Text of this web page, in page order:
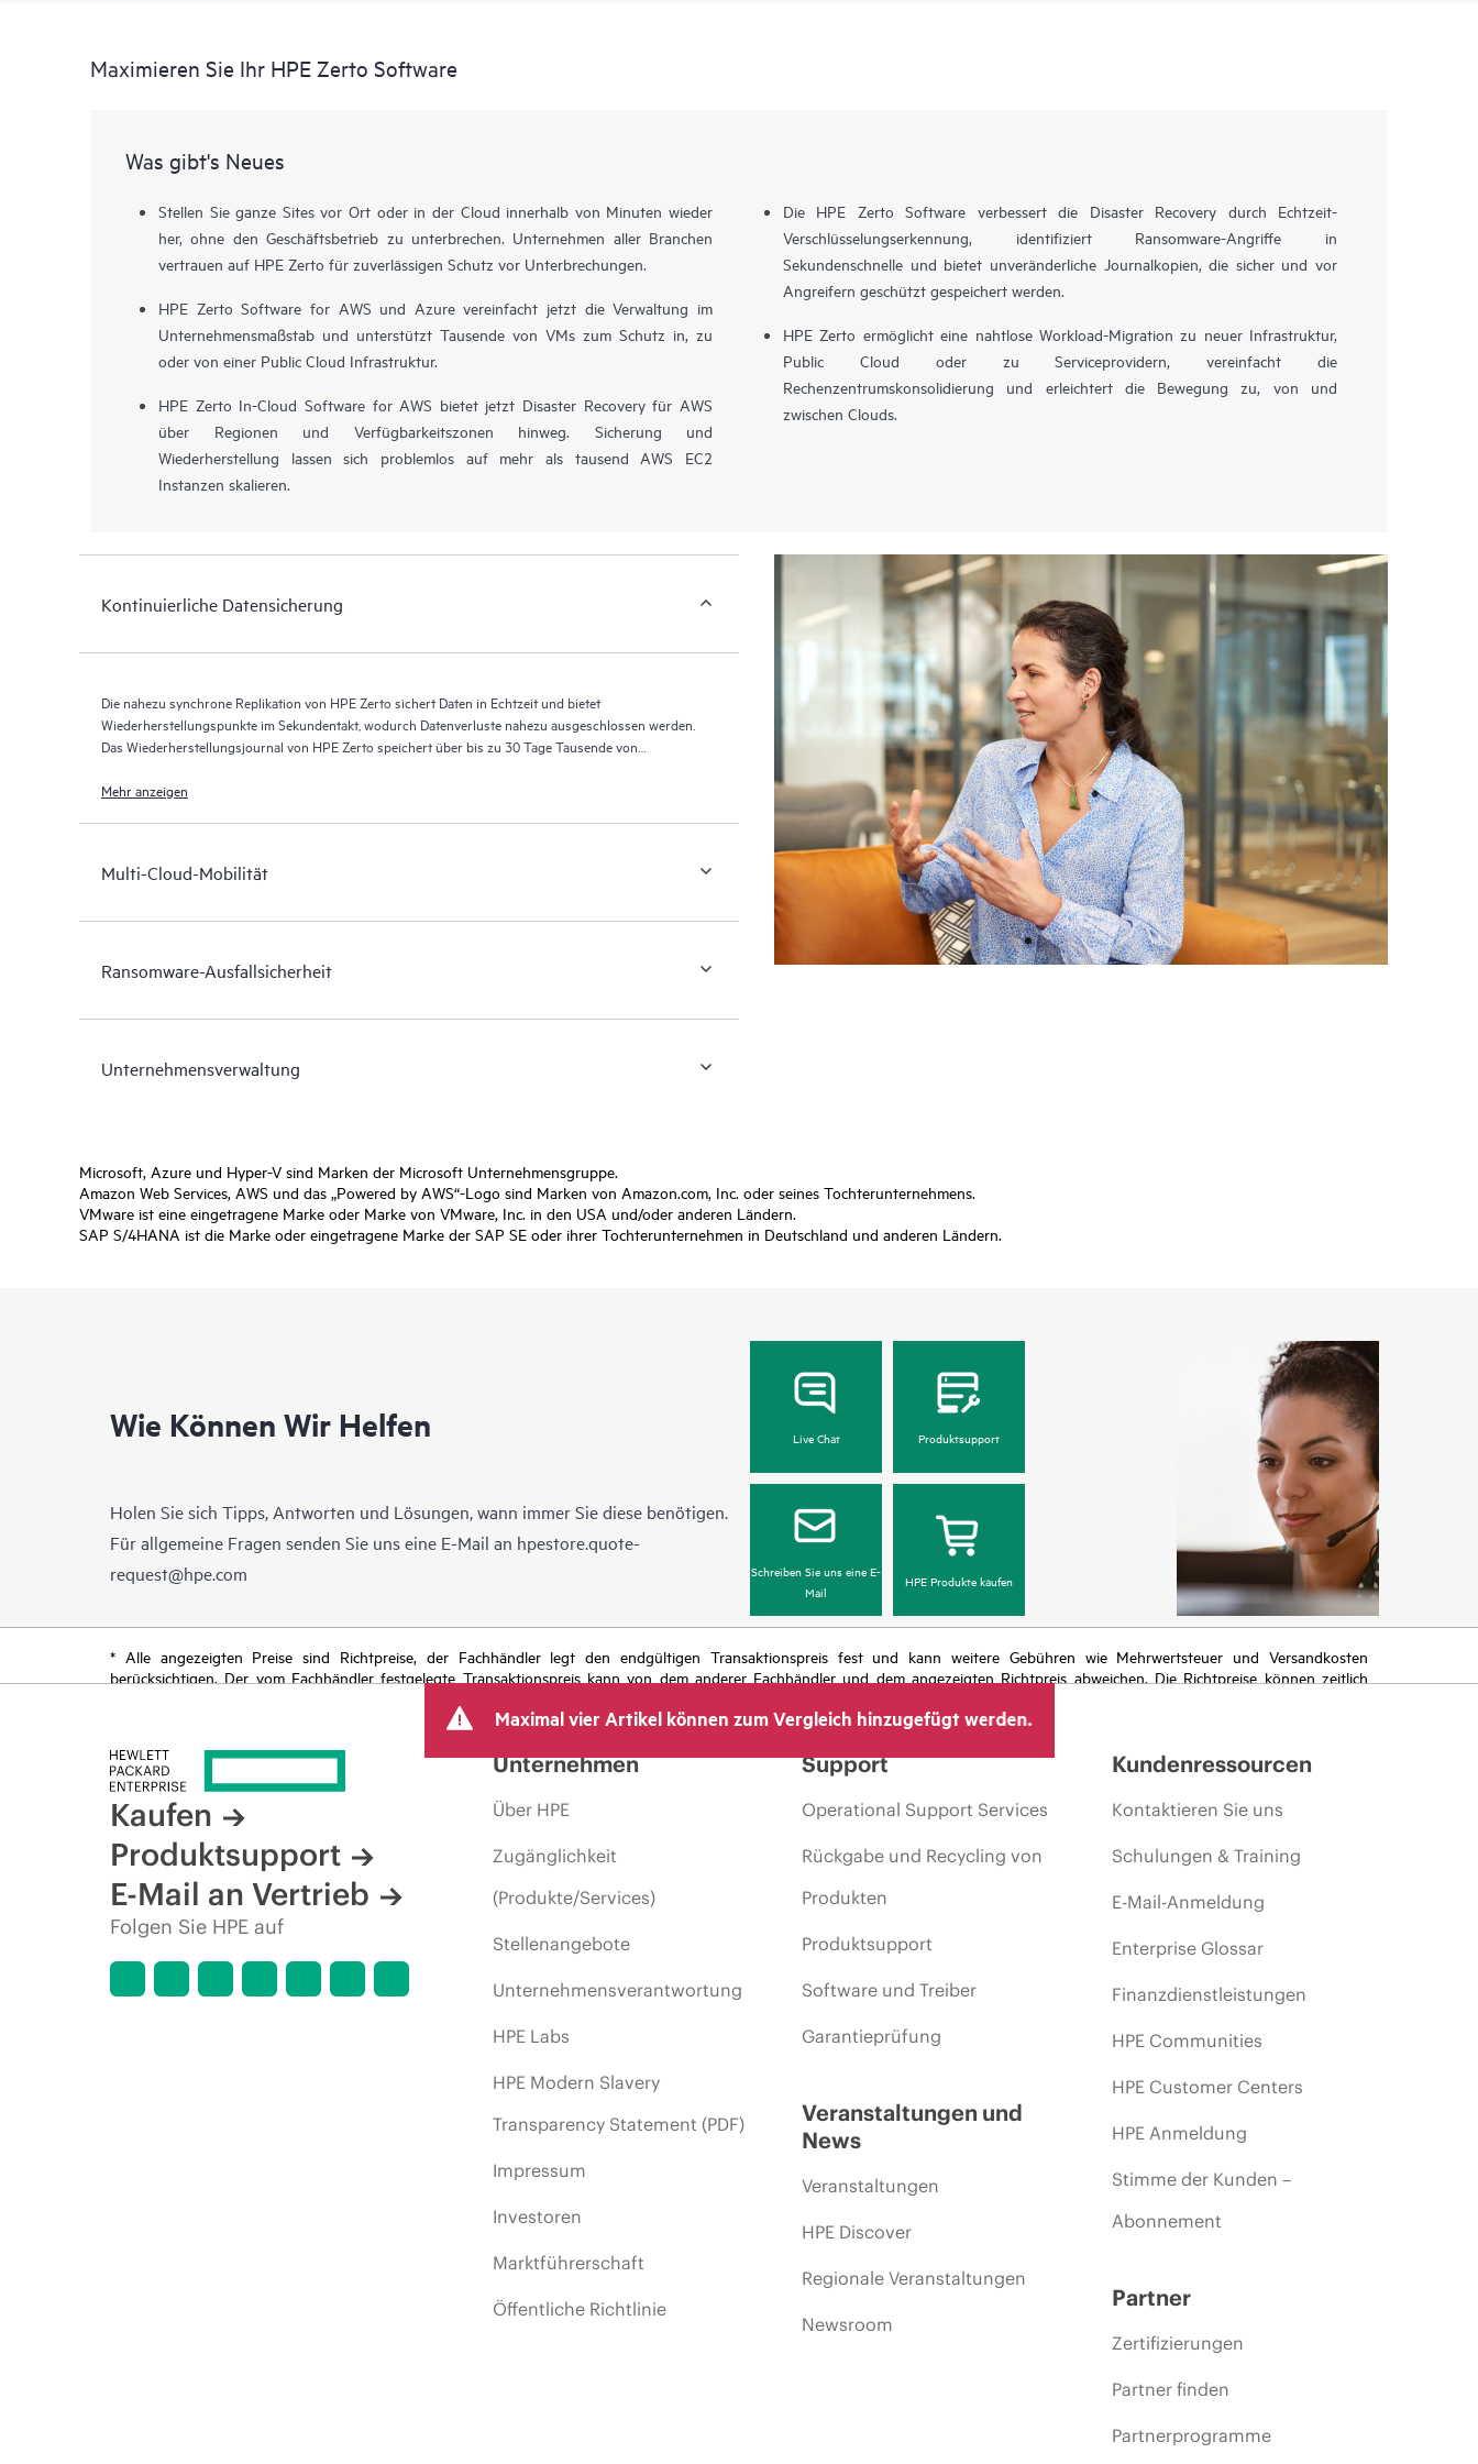
Maximieren Sie Ihr HPE Zerto Software
Was gibt's Neues
Stellen Sie ganze Sites vor Ort oder in der Cloud innerhalb von Minuten wieder
her, ohne den Geschäftsbetrieb zu unterbrechen. Unternehmen aller Branchen
vertrauen auf HPE Zerto für zuverlässigen Schutz vor Unterbrechungen.
HPE Zerto Software for AWS und Azure vereinfacht jetzt die Verwaltung im
Unternehmensmaßstab und unterstützt Tausende von VMs zum Schutz in, zu
oder von einer Public Cloud Infrastruktur.
HPE Zerto In-Cloud Software for AWS bietet jetzt Disaster Recovery für AWS
über Regionen und Verfügbarkeitszonen hinweg. Sicherung und
Wiederherstellung lassen sich problemlos auf mehr als tausend AWS EC2
Instanzen skalieren.
Die HPE Zerto Software verbessert die Disaster Recovery durch Echtzeit-
Verschlüsselungserkennung, identifiziert Ransomware-Angriffe in
Sekundenschnelle und bietet unveränderliche Journalkopien, die sicher und vor
Angreifern geschützt gespeichert werden.
HPE Zerto ermöglicht eine nahtlose Workload-Migration zu neuer Infrastruktur,
Public Cloud oder zu Serviceprovidern, vereinfacht die
Rechenzentrumskonsolidierung und erleichtert die Bewegung zu, von und
zwischen Clouds.
Kontinuierliche Datensicherung
Die nahezu synchrone Replikation von HPE Zerto sichert Daten in Echtzeit und bietet
Wiederherstellungspunkte im Sekundentakt, wodurch Datenverluste nahezu ausgeschlossen werden.
Das Wiederherstellungsjournal von HPE Zerto speichert über bis zu 30 Tage Tausende von
Mehr anzeigen
Multi-Cloud-Mobilität
Ransomware-Ausfallsicherheit
Unternehmensverwaltung
Microsoft, Azure und Hyper-V sind Marken der Microsoft Unternehmensgruppe.
Amazon Web Services, AWS und das „Powered by AWS“-Logo sind Marken von Amazon.com, Inc. oder seines Tochterunternehmens.
VMware ist eine eingetragene Marke oder Marke von VMware, Inc. in den USA und/oder anderen Ländern.
SAP S/4HANA ist die Marke oder eingetragene Marke der SAP SE oder ihrer Tochterunternehmen in Deutschland und anderen Ländern.
Wie Können Wir Helfen
Holen Sie sich Tipps, Antworten und Lösungen, wann immer Sie diese benötigen.
Für allgemeine Fragen senden Sie uns eine E-Mail an hpestore.quote-
request@hpe.com
Live Chat Produktsupport
Schreiben Sie uns eine E-
Mail
HPE Produkte kaufen
* Alle angezeigten Preise sind Richtpreise, der Fachhändler legt den endgültigen Transaktionspreis fest und kann weitere Gebühren wie Mehrwertsteuer und Versandkosten
berücksichtigen. Der vom Fachhändler festgelegte Transaktionspreis kann von dem anderer Fachhändler und dem angezeigten Richtpreis abweichen. Die Richtpreise können zeitlich
von Produkten, eingeschränkter Produktverfügbarkeit, dem Ende der Lebensdauer von Werbeaktionen und Fehlern in der Werbung.
Maximal vier Artikel können zum Vergleich hinzugefügt werden.
Kaufen
Produktsupport
E-Mail an Vertrieb
Folgen Sie HPE auf
Unternehmen
Über HPE
Zugänglichkeit
(Produkte/Services)
Stellenangebote
Unternehmensverantwortung
HPE Labs
HPE Modern Slavery
Transparency Statement (PDF)
Impressum
Investoren
Marktführerschaft
Öffentliche Richtlinie
Support
Operational Support Services
Rückgabe und Recycling von
Produkten
Produktsupport
Software und Treiber
Garantieprüfung
Veranstaltungen und
News
Veranstaltungen
HPE Discover
Regionale Veranstaltungen
Newsroom
Kundenressourcen
Kontaktieren Sie uns
Schulungen & Training
E-Mail-Anmeldung
Enterprise Glossar
Finanzdienstleistungen
HPE Communities
HPE Customer Centers
HPE Anmeldung
Stimme der Kunden –
Abonnement
Partner
Zertifizierungen
Partner finden
Partnerprogramme